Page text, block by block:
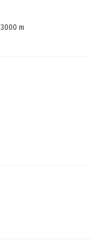
3000 m